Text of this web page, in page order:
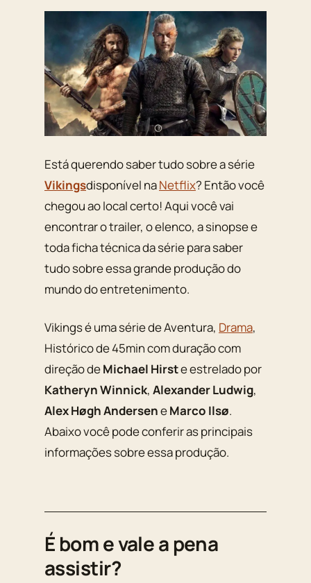
Está querendo saber tudo sobre a série
Vikingsdisponível naNetflix? Então você
chegou ao local certo! Aqui você vai
encontrar o trailer, o elenco, a sinopse e
toda ficha técnica da série para saber
tudo sobre essa grande produção do
mundo do entretenimento.
Vikings é uma série de Aventura, Drama,
Histórico de 45min com duração com
direção deMichael Hirste estrelado por
Katheryn Winnick, Alexander Ludwig,
Alex Høgh AnderseneMarco Ilsø.
Abaixo você pode conferir as principais
informações sobre essa produção.
É bom e vale a pena
assistir?